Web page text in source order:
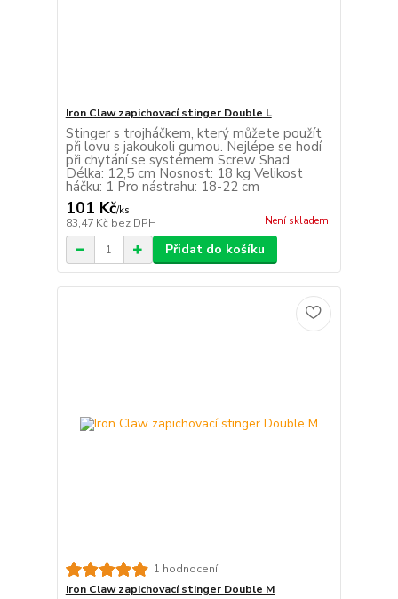
Iron Claw zapichovací stinger Double L
Stinger s trojháčkem, který můžete použít
při lovu s jakoukoli gumou. Nejlépe se hodí
při chytání se systémem Screw Shad.
Délka: 12,5 cm Nosnost: 18 kg Velikost
háčku: 1 Pro nástrahu: 18-22 cm
101 Kč/ks
83,47 Kč bez DPH Není skladem
Přidat do košíku
1 hodnocení
Iron Claw zapichovací stinger Double M